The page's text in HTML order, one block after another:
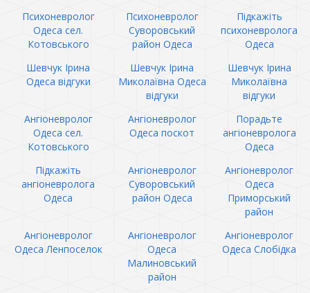
Психоневролог
Одеса сел.
Котовського
Психоневролог
Суворовський
район Одеса
Підкажіть
психоневролога
Одеса
Шевчук Ірина
Одеса відгуки
Шевчук Ірина
Миколаївна Одеса
відгуки
Шевчук Ірина
Миколаївна
відгуки
Ангіоневролог
Одеса сел.
Котовського
Ангіоневролог
Одеса поскот
Порадьте
ангіоневролога
Одеса
Підкажіть
ангіоневролога
Одеса
Ангіоневролог
Суворовський
район Одеса
Ангіоневролог
Одеса
Приморський
район
Ангіоневролог
Одеса Ленпоселок
Ангіоневролог
Одеса
Малиновський
район
Ангіоневролог
Одеса Слобідка